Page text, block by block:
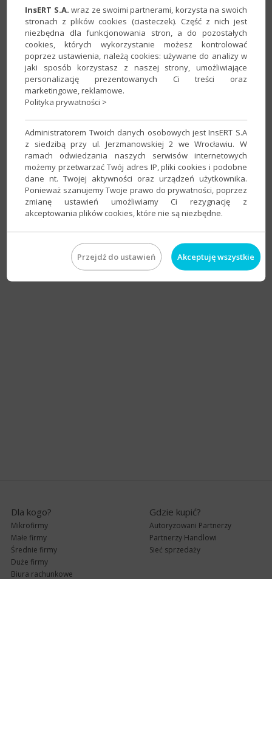
Pakiety:
10 GBprzestrzeni dyskowej i transferu miesięcznie
20 GBprzestrzeni dyskowej i transferu miesięcznie
30 GBprzestrzeni dyskowej i transferu miesięcznie
40 GBprzestrzeni dyskowej i transferu miesięcznie
50 GBprzestrzeni dyskowej i transferu miesięcznie
60 GBprzestrzeni dyskowej i transferu miesięcznie
Ceny netto.
Niniejszy formularz nie stanowi oferty handlowej w rozumieniu
art. 66, par. 1 Kodeksu Cywilnego.
Dla kogo?
Mikrofirmy
Małe firmy
Średnie firmy
Duże firmy
Biura rachunkowe
Gdzie kupić?
Autoryzowani Partnerzy
Partnerzy Handlowi
Sieć sprzedaży
InsERT S.A. wraz ze swoimi partnerami, korzysta na swoich
stronach z plików cookies (ciasteczek). Część z nich jest
niezbędna dla funkcjonowania stron, a do pozostałych
cookies, których wykorzystanie możesz kontrolować
poprzez ustawienia, należą cookies: używane do analizy w
jaki sposób korzystasz z naszej strony, umożliwiające
personalizację prezentowanych Ci treści oraz
marketingowe, reklamowe.
Polityka prywatności >
Administratorem Twoich danych osobowych jest InsERT S.A
z siedzibą przy ul. Jerzmanowskiej 2 we Wrocławiu. W
ramach odwiedzania naszych serwisów internetowych
możemy przetwarzać Twój adres IP, pliki cookies i podobne
dane nt. Twojej aktywności oraz urządzeń użytkownika.
Ponieważ szanujemy Twoje prawo do prywatności, poprzez
zmianę ustawień umożliwiamy Ci rezygnację z
akceptowania plików cookies, które nie są niezbędne.
Przejdź do ustawień Akceptuję wszystkie